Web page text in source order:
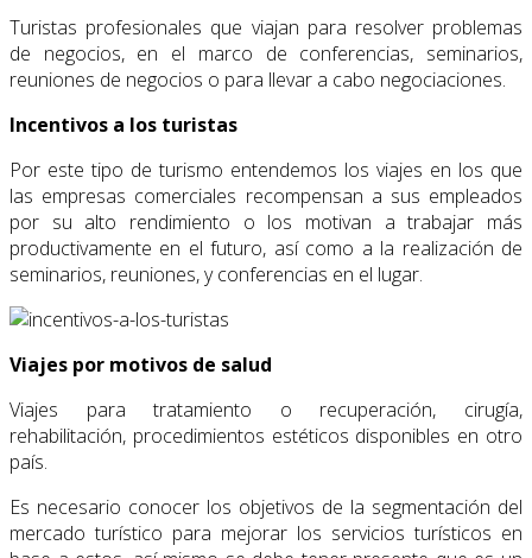
Turistas profesionales que viajan para resolver problemas
de negocios, en el marco de conferencias, seminarios,
reuniones de negocios o para llevar a cabo negociaciones.
Incentivos a los turistas
Por este tipo de turismo entendemos los viajes en los que
las empresas comerciales recompensan a sus empleados
por su alto rendimiento o los motivan a trabajar más
productivamente en el futuro, así como a la realización de
seminarios, reuniones, y conferencias en el lugar.
Viajes por motivos de salud
Viajes para tratamiento o recuperación, cirugía,
rehabilitación, procedimientos estéticos disponibles en otro
país.
Es necesario conocer los objetivos de la segmentación del
mercado turístico para mejorar los servicios turísticos en